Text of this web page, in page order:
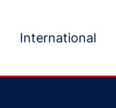
International